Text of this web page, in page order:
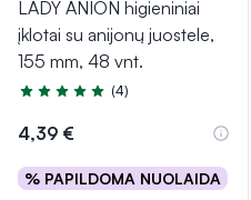
LADY ANION higieniniai
įklotai su anijonų juostele,
155 mm, 48 vnt.
Įvertinimas 5.0 iš 5
(4)
4,39 €
% PAPILDOMA NUOLAIDA